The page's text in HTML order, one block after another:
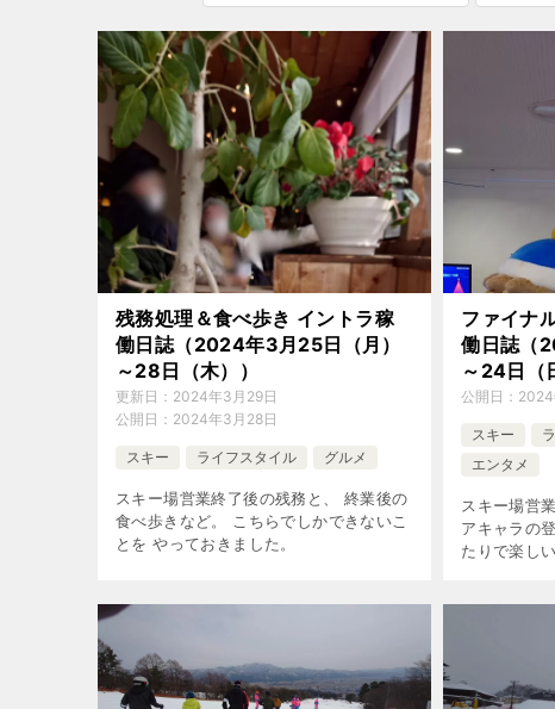
残務処理＆食べ歩き イントラ稼
働日誌（2024年3月25日（月）
～28日（木））
更新日： 2024年3月29日
公開日： 2024年3月28日
スキー ライフスタイル グルメ
スキー場営業終了後の残務と、 終業後の
食べ歩きなど。 こちらでしかできないこ
とを やっておきました。
ファイナ
働日誌（
～24日（
公開日：
スキー
エンタメ
スキー場営
アキャラの
たりで楽し